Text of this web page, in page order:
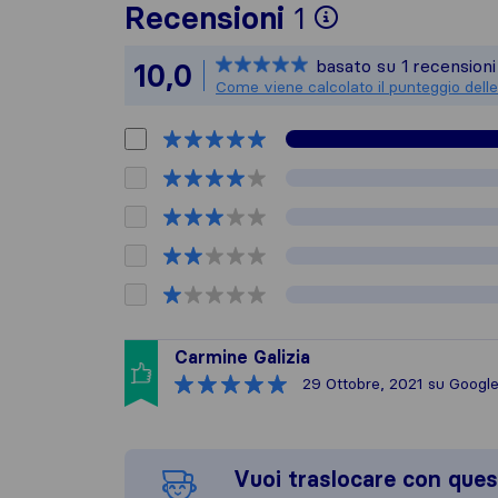
Recensioni 1
Per avere
Tutte le
10,0 basato su 1
Come viene calcolato il punteggio
Carmine Galizia
29 Ottobre, 2021 su Google
Vuoi traslocare con